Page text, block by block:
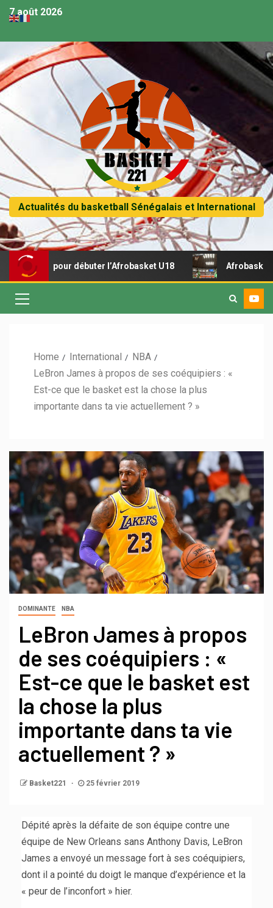
7 août 2026
Actualités du basketball Sénégalais et International
pour débuter l’Afrobasket U18 Afrobasket U18 –
Home International
NBA
LeBron James à propos de ses coéquipiers : «
Est-ce que le basket est la chose la plus
importante dans ta vie actuellement ? »
DOMINANTE NBA
LeBron James à propos
de ses coéquipiers : «
Est-ce que le basket est
la chose la plus
importante dans ta vie
actuellement ? »
Basket221 25 février 2019
Dépité après la défaite de son équipe contre une
équipe de New Orleans sans Anthony Davis, LeBron
James a envoyé un message fort à ses coéquipiers,
dont il a pointé du doigt le manque d’expérience et la
« peur de l’inconfort » hier.